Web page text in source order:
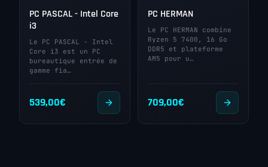
PC PASCAL - Intel Core
i3
Le PC PASCAL - Intel
Core i3 est un PC
bureautique entrée de
gamme fia…
539,00€
PC HERMAN
Le PC HERMAN combine
Ryzen 5 7400, 16 Go
DDR5 et plateforme
AM5 pour u…
709,00€